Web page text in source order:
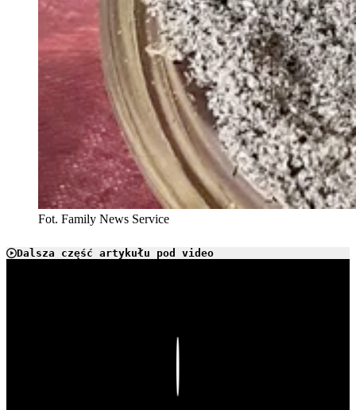
Fot. Family News Service
Dalsza część artykułu pod video